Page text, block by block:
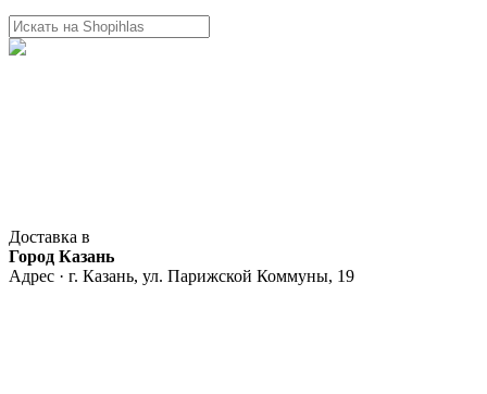
Доставка в
Город Казань
Адрес · г. Казань, ул. Парижской Коммуны, 19